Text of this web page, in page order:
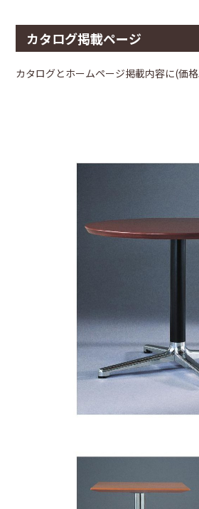
カタログ掲載ページ
カタログとホームページ掲載内容に(価